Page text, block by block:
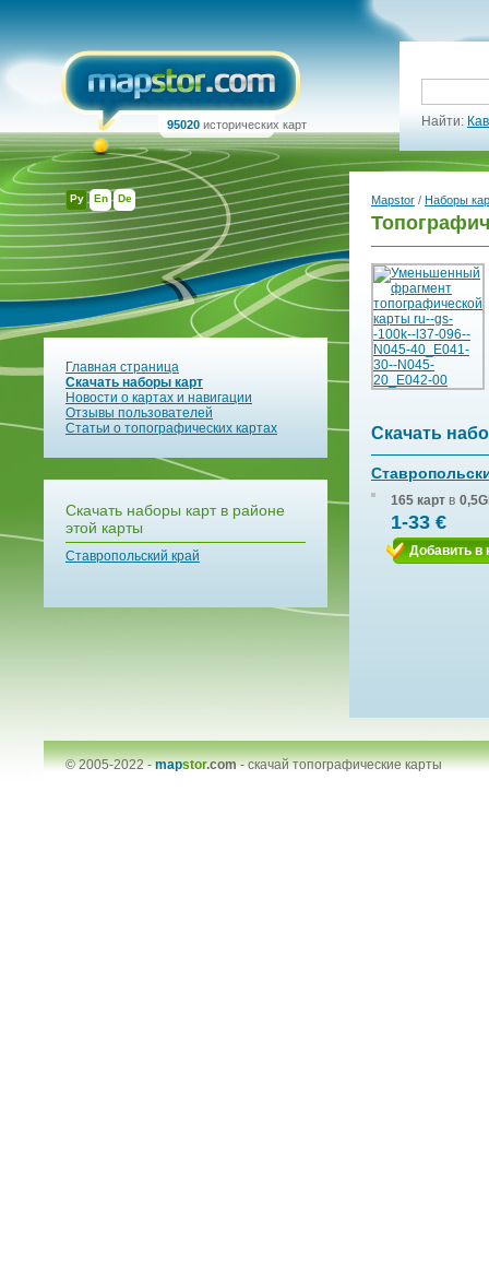
Ру En De
95020 исторических карт Найти:
Главная страница
Скачать наборы карт
Новости о картах и навигации
Отзывы пользователей
Статьи о топографических картах
Скачать наборы карт в районе
этой карты
Ставропольский край
Mapstor / Наборы
Скачать
165 карт в
1-33 €
Добавить в
© 2005-2022 -mapstor.com-скачай топографические карты